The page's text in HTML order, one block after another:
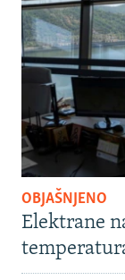
OBJAŠNJENO
Elektrane